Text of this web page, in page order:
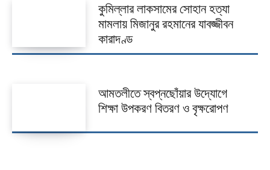
কুমিল্লার লাকসামের সোহান হত্যা
মামলায় মিজানুর রহমানের যাবজ্জীবন
কারাদণ্ড
আমতলীতে স্বপ্নছোঁয়ার উদ্যোগে
শিক্ষা উপকরণ বিতরণ ও বৃক্ষরোপণ